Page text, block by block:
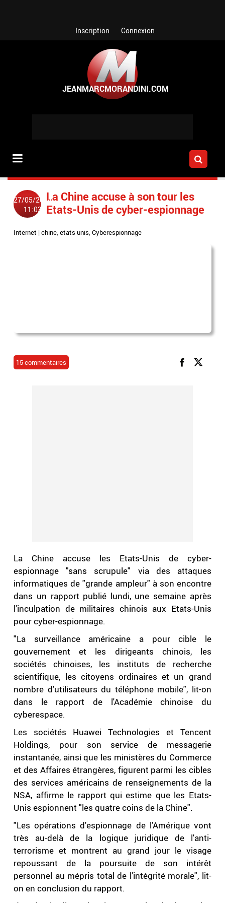
Inscription Connexion
27/05/2014
11:03
La Chine accuse à son tour les
Etats-Unis de cyber-espionnage
Internet |chine,etats unis,Cyberespionnage
15 commentaires
La Chine accuse les Etats-Unis de cyber-
espionnage "sans scrupule" via des attaques
informatiques de "grande ampleur" à son encontre
dans un rapport publié lundi, une semaine après
l'inculpation de militaires chinois aux Etats-Unis
pour cyber-espionnage.
"La surveillance américaine a pour cible le
gouvernement et les dirigeants chinois, les
sociétés chinoises, les instituts de recherche
scientifique, les citoyens ordinaires et un grand
nombre d'utilisateurs du téléphone mobile", lit-on
dans le rapport de l'Académie chinoise du
cyberespace.
Les sociétés Huawei Technologies et Tencent
Holdings, pour son service de messagerie
instantanée, ainsi que les ministères du Commerce
et des Affaires étrangères, figurent parmi les cibles
des services américains de renseignements de la
NSA, affirme le rapport qui estime que les Etats-
Unis espionnent "les quatre coins de la Chine".
"Les opérations d'espionnage de l'Amérique vont
très au-delà de la logique juridique de l'anti-
terrorisme et montrent au grand jour le visage
repoussant de la poursuite de son intérêt
personnel au mépris total de l'intégrité morale", lit-
on en conclusion du rapport.